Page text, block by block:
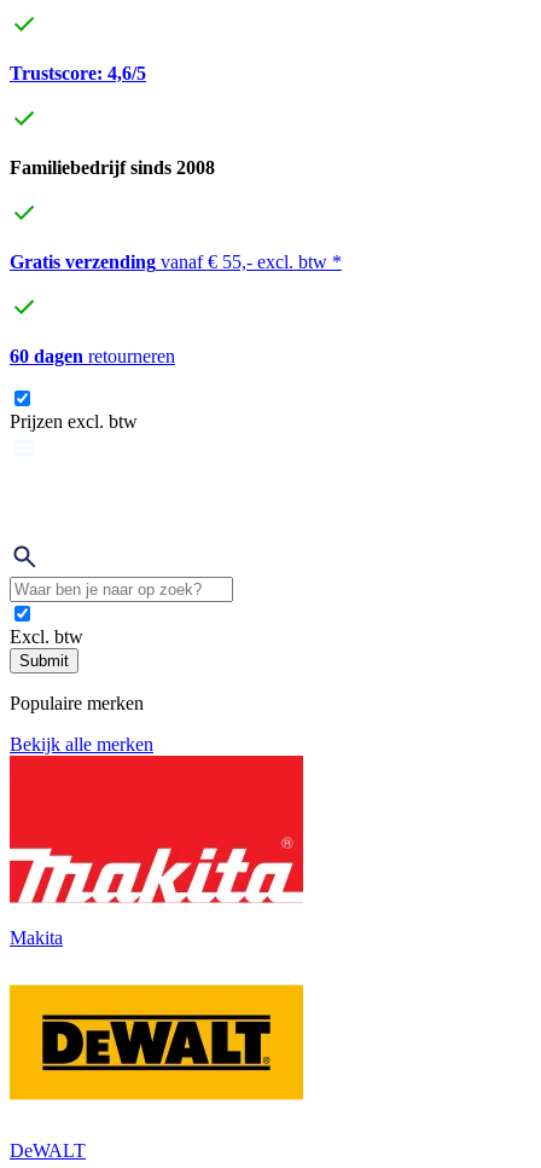
Trustscore: 4,6/5
Familiebedrijf sinds 2008
Gratis verzending vanaf € 55,- excl. btw *
60 dagen retourneren
Prijzen excl. btw
Excl. btw
Submit
Populaire merken
Bekijk alle merken
Makita
DeWALT